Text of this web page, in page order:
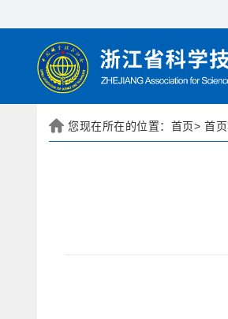
您现在所在的位置： 首页> 首